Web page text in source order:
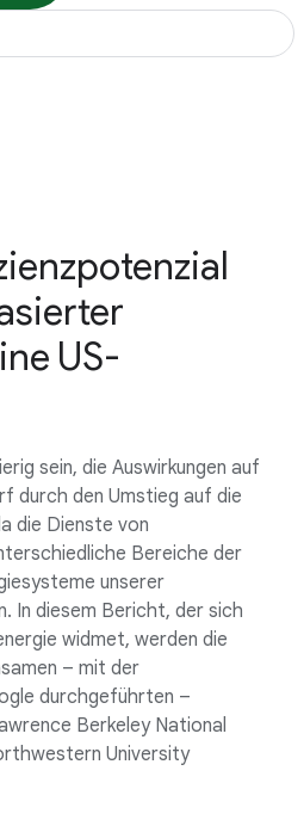
US-
sein, die Auswirkungen auf
durch den Umstieg auf die
die Dienste von
Bereiche der
unserer
In diesem Bericht, der sich
widmet, werden die
– mit der
durchgeführten –
Berkeley National
University